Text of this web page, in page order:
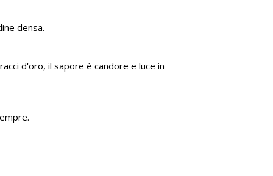
densa.
d'oro, il sapore è candore e luce in